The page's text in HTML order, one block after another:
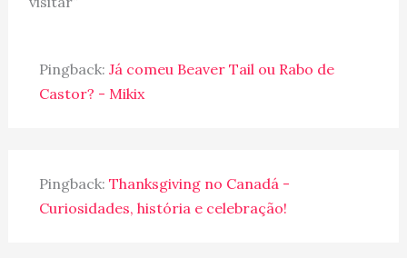
Pingback: Já comeu Beaver Tail ou Rabo de
Castor? - Mikix
Pingback: Thanksgiving no Canadá -
Curiosidades, história e celebração!